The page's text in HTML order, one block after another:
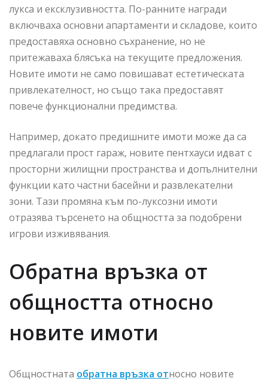
лукса и ексклузивността. По-ранните награди
включваха основни апартаменти и складове, които
предоставяха основно съхранение, но не
притежаваха блясъка на текущите предложения.
Новите имоти не само повишават естетическата
привлекателност, но също така предоставят
повече функционални предимства.
Например, докато предишните имоти може да са
предлагали прост гараж, новите пентхауси идват с
просторни жилищни пространства и допълнителни
функции като частни басейни и развлекателни
зони. Тази промяна към по-луксозни имоти
отразява търсенето на общността за подобрени
игрови изживявания.
Обратна връзка от
общността относно
новите имоти
Общностната обратна връзка относно новите